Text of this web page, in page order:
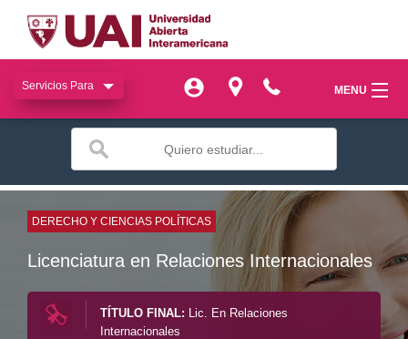
Servicios Para MENU
miUAI
SIAC
Facultades
Bienestar
Servicios Para MENU
SIAC
Facultades
Bienestar
DERECHO Y CIENCIAS POLÍTICAS
Licenciatura en Relaciones Internacionales
TÍTULO FINAL: Lic. En Relaciones
Internacionales